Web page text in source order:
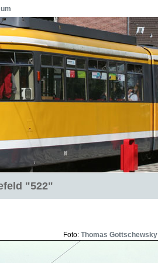
"522"
Foto: Thomas Gottschewsky